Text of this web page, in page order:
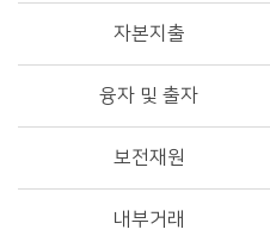
자본지출
융자 및 출자
보전재원
내부거래